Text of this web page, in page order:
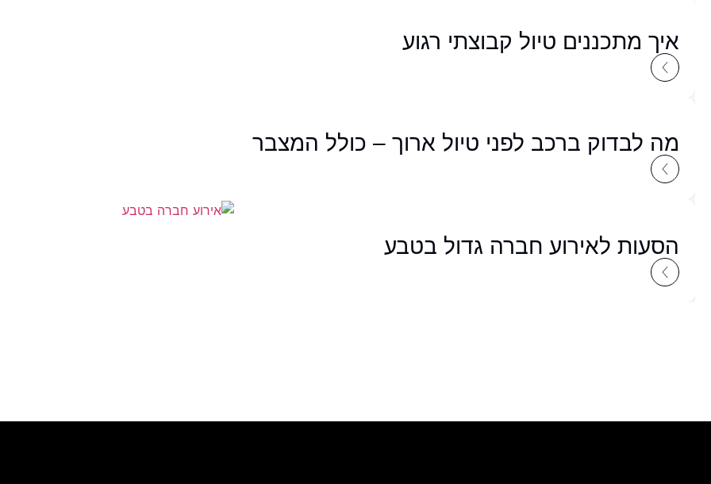
איך מתכננים טיול קבוצתי רגוע
מה לבדוק ברכב לפני טיול ארוך – כולל המצבר
הסעות לאירוע חברה גדול בטבע